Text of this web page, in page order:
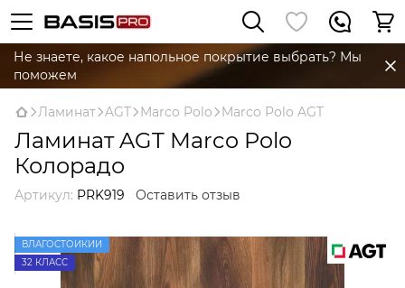
Не знаете, какое напольное покрытие выбрать? Мы
поможем
Ламинат AGT Marco Polo Marco Polo AGT
Ламинат AGT Marco Polo
Колорадо
Артикул: PRK919 Оставить отзыв
ВЛАГОСТОЙКИЙ
32 КЛАСС